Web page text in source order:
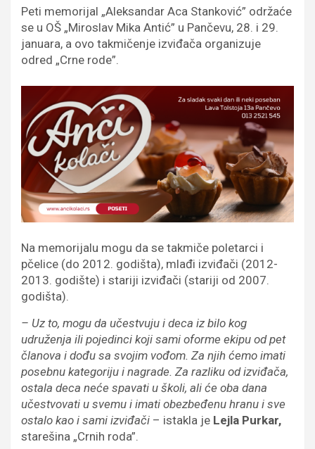
Peti memorijal „Aleksandar Aca Stanković” održaće
se u OŠ „Miroslav Mika Antić” u Pančevu, 28. i 29.
januara, a ovo takmičenje izviđača organizuje
odred „Crne rode”.
Na memorijalu mogu da se takmiče poletarci i
pčelice (do 2012. godišta), mlađi izviđači (2012-
2013. godište) i stariji izviđači (stariji od 2007.
godišta).
– Uz to, mogu da učestvuju i deca iz bilo kog
udruženja ili pojedinci koji sami oforme ekipu od pet
članova i dođu sa svojim vođom. Za njih ćemo imati
posebnu kategoriju i nagrade. Za razliku od izviđača,
ostala deca neće spavati u školi, ali će oba dana
učestvovati u svemu i imati obezbeđenu hranu i sve
ostalo kao i sami izviđači – istakla je Lejla Purkar,
starešina „Crnih roda”.